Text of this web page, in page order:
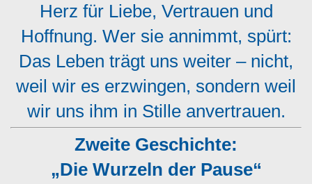
Herz für Liebe, Vertrauen und
Hoffnung. Wer sie annimmt, spürt:
Das Leben trägt uns weiter – nicht,
weil wir es erzwingen, sondern weil
wir uns ihm in Stille anvertrauen.
Zweite Geschichte:
„Die Wurzeln der Pause“